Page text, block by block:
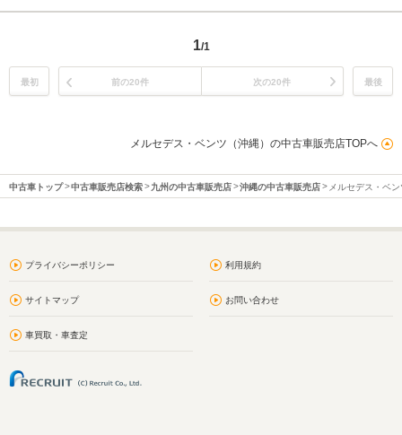
1/1
最初 前の20件 次の20件 最後
メルセデス・ベンツ（沖縄）の中古車販売店TOPへ
中古車トップ 中古車販売店検索 九州の中古車販売店 沖縄の中古車販売店 メルセデス・ベ
プライバシーポリシー 利用規約
サイトマップ お問い合わせ
車買取・車査定